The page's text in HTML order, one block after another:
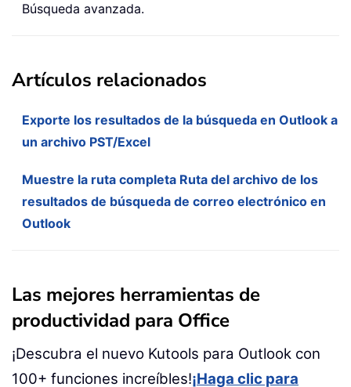
Búsqueda avanzada.
Artículos relacionados
Exporte los resultados de la búsqueda en Outlook a
un archivo PST/Excel
Muestre la ruta completa Ruta del archivo de los
resultados de búsqueda de correo electrónico en
Outlook
Las mejores herramientas de
productividad para Office
¡Descubra el nuevo Kutools para Outlook con
100+ funciones increíbles!¡Haga clic para